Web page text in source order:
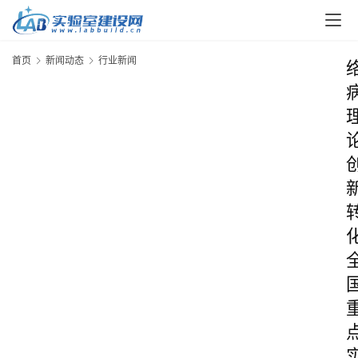
首页 新闻动态 行业新闻